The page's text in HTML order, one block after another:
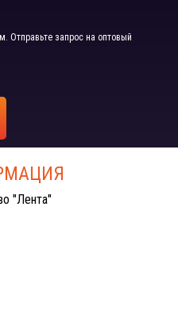
Отправьте запрос на оптовый
"Лента"